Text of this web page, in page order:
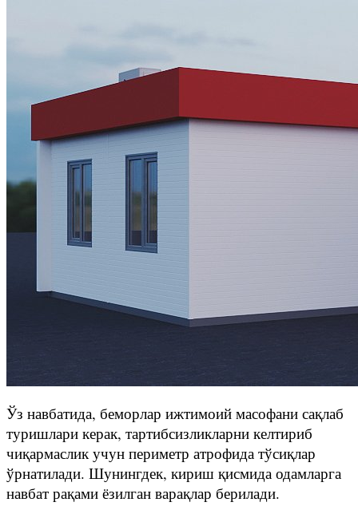
Ўз навбатида, беморлар ижтимоий масофани сақлаб
туришлари керак, тартибсизликларни келтириб
чиқармаслик учун периметр атрофида тўсиқлар
ўрнатилади. Шунингдек, кириш қисмида одамларга
навбат рақами ёзилган варақлар берилади.